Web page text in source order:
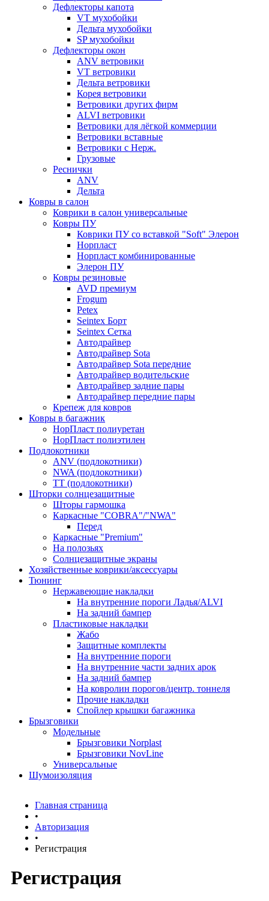
Дефлекторы капота
VT мухобойки
Дельта мухобойки
SP мухобойки
Дефлекторы окон
ANV ветровики
VT ветровики
Дельта ветровики
Корея ветровики
Ветровики других фирм
ALVI ветровики
Ветровики для лёгкой коммерции
Ветровики вставные
Ветровики с Нерж.
Грузовые
Реснички
ANV
Дельта
Ковры в салон
Коврики в салон универсальные
Ковры ПУ
Коврики ПУ со вставкой "Soft" Элерон
Норпласт
Норпласт комбинированные
Элерон ПУ
Ковры резиновые
AVD премиум
Frogum
Petex
Seintex Борт
Seintex Сетка
Автодрайвер
Автодрайвер Sota
Автодрайвер Sota передние
Автодрайвер водительские
Автодрайвер задние пары
Автодрайвер передние пары
Крепеж для ковров
Ковры в багажник
НорПласт полиуретан
НорПласт полиэтилен
Подлокотники
ANV (подлокотники)
NWA (подлокотники)
TT (подлокотники)
Шторки солнцезащитные
Шторы гармошка
Каркасные "COBRA"/"NWA"
Перед
Каркасные "Premium"
На полозьях
Солнцезащитные экраны
Хозяйственные коврики/аксессуары
Тюнинг
Нержавеющие накладки
На внутренние пороги Ладья/ALVI
На задний бампер
Пластиковые накладки
Жабо
Защитные комплекты
На внутренние пороги
На внутренние части задних арок
На задний бампер
На ковролин порогов/центр. тоннеля
Прочие накладки
Спойлер крышки багажника
Брызговики
Модельные
Брызговики Norplast
Брызговики NovLine
Универсальные
Шумоизоляция
Главная страница
•
Авторизация
•
Регистрация
Регистрация